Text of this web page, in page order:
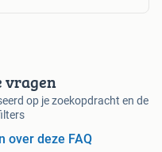
vragen
op je zoekopdracht en de
over deze FAQ